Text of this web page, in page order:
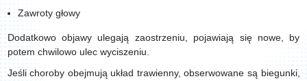
Zawroty głowy
Dodatkowo objawy ulegają zaostrzeniu, pojawiają się nowe, by
potem chwilowo ulec wyciszeniu.
Jeśli choroby obejmują układ trawienny, obserwowane są biegunki,